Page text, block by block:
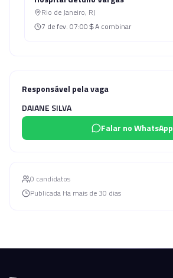
Rio de Janeiro, RJ
7 de fev. 07:00 A combinar
Responsável pela vaga
DAIANE SILVA
Falar no WhatsApp
0 candidatos
Publicada Ha mais de 30 dias